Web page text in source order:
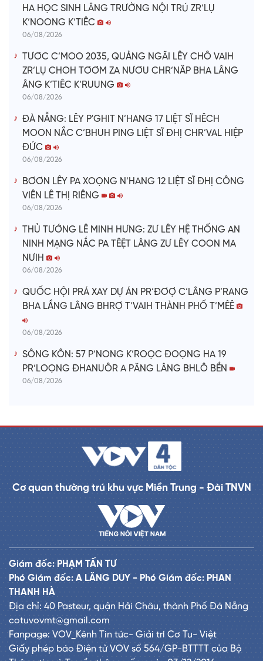
HA HỌC SINH LÂNG TRƯỜNG NỘI TRÚ ZR’LỤ
K’NOONG K’TIÊC
06/08/2026
TƯƠC C’MOO 2035, QUẢNG NGÃI LÊY CHÔ VAIH
ZR’LỤ CHOH TƠƠM ZA NƯƠU CHR’NĂP BHA LÂNG
ÂNG K’TIÊC K’RUUNG
06/08/2026
ĐÀ NẴNG: LÊY P'GHIT N’HANG 17 LIỆT SĨ HÊCH
MOON NẮC C’BHUH PING LIỆT SĨ ĐHỊ CHR’VAL HIỆP
ĐỨC
06/08/2026
BƠƠN LÊY PA XOỌNG N’HANG 12 LIỆT SĨ ĐHỊ CÔNG
VIÊN LÊ THỊ RIÊNG
06/08/2026
THỦ TƯỚNG LÊ MINH HƯNG: ZƯ LÊY HỆ THỐNG AN
NINH MẠNG NẮC PA TÊỆT LÂNG ZƯ LÊY COON MA
NƯIH
06/08/2026
QUỐC HỘI PRÁ XAY DỰ ÁN PR’ĐƠỢ C’LÂNG P’RANG
BHA LẦNG LÂNG BHRỢ T’VAIH THÀNH PHỐ T’MÊÊ
06/08/2026
SÔNG KÔN: 57 P’NONG K’ROỌC ĐOỌNG HA 19
PR’LOỌNG ĐHANUÔR A PĂNG LÂNG BHLÔ BỀN
06/08/2026
Cơ quan thường trú khu vực Miền Trung - Đài TNVN
Giám đốc: PHẠM TẤN TƯ
Phó Giám đốc: A LĂNG DUY - Phó Giám đốc: PHAN
THANH HÀ
Địa chỉ: 40 Pasteur, quận Hải Châu, thành Phố Đà Nẵng
cotuvovmt@gmail.com
Fanpage: VOV_Kênh Tin tức- Giải trí Cơ Tu- Việt
Giấy phép báo Điện tử VOV số 564/GP-BTTTT của Bộ